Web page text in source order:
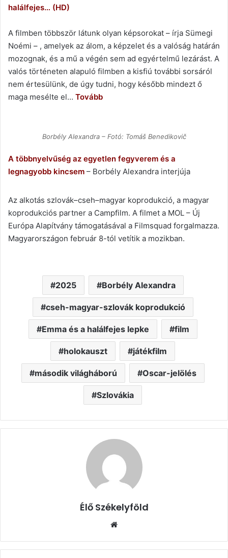
halálfejes… (HD)
A filmben többször látunk olyan képsorokat – írja Sümegi
Noémi – , amelyek az álom, a képzelet és a valóság határán
mozognak, és a mű a végén sem ad egyértelmű lezárást. A
valós történeten alapuló filmben a kisfiú további sorsáról
nem értesülünk, de úgy tudni, hogy később mindezt ő
maga mesélte el… Tovább
Borbély Alexandra – Fotó: Tomáš Benedikovič
A többnyelvűség az egyetlen fegyverem és a
legnagyobb kincsem – Borbély Alexandra interjúja
Az alkotás szlovák–cseh–magyar koprodukció, a magyar
koprodukciós partner a Campfilm. A filmet a MOL – Új
Európa Alapítvány támogatásával a Filmsquad forgalmazza.
Magyarországon február 8-tól vetítik a mozikban.
2025 Borbély Alexandra
cseh-magyar-szlovák koprodukció
Emma és a halálfejes lepke film
holokauszt játékfilm
második világháború Oscar-jelölés
Szlovákia
Élő Székelyföld